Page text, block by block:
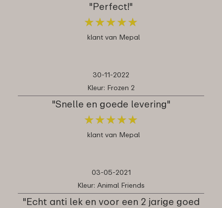
"Perfect!"
★★★★★
★★★★★
klant van Mepal
30-11-2022
Kleur: Frozen 2
"Snelle en goede levering"
★★★★★
★★★★★
klant van Mepal
03-05-2021
Kleur: Animal Friends
"Echt anti lek en voor een 2 jarige goed